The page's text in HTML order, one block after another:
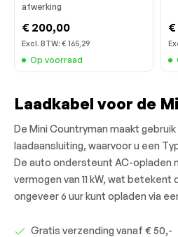
afwerking
€ 200,00
Excl. BTW: € 165,29
Op voorraad
€
Laadkabel voor de
De Mini Countryman maakt
laadaansluiting, waarvoor u een
De auto ondersteunt AC-opladen
vermogen van 11 kW, wat betekent
ongeveer 6 uur kunt opladen via
Gratis verzending vanaf € 50,-